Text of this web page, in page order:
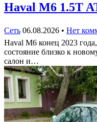
Haval M6 1.5T
Сеть 06.08.2026 • Нет
Haval M6 конец 2023
состояние близко к
салон и…